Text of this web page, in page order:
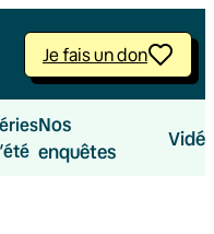
Je fais un don
Nos
enquêtes